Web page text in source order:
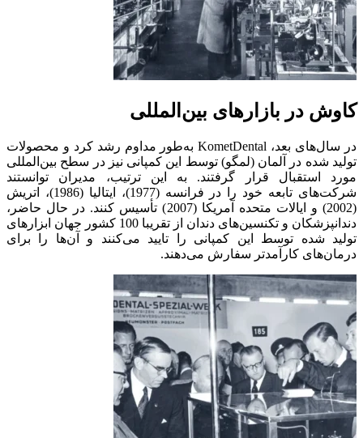
کاوش در بازارهای بین‌المللی
در سال‌های بعد، KometDental به‌طور مداوم رشد کرد و محصولات
تولید شده در آلمان (لمگو) توسط این کمپانی نیز در سطح بین‌المللی
مورد استقبال قرار گرفتند. به این ترتیب، مدیران توانستند
شرکت‌های تابعه خود را در فرانسه (1977)، ایتالیا (1986)، اتریش
(2002) و ایالات متحده آمریکا (2007) تأسیس کنند. در حال حاضر،
دندانپزشکان و تکنسین‌های دندان از تقریبا 100 کشور جهان ابزارهای
تولید شده توسط این کمپانی را تایید می‌کنند و آن‌ها را برای
درمان‌های کارآمدتر سفارش می‌دهند.